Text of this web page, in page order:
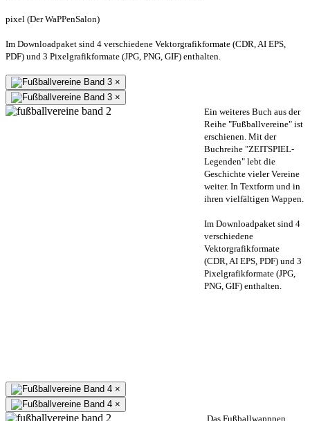
pixel (Der WaPPenSalon)
Im Downloadpaket sind 4 verschiedene Vektorgrafikformate (CDR, AI EPS,
PDF) und 3 Pixelgrafikformate (JPG, PNG, GIF) enthalten.
×
×
Ein weiteres Buch aus der
Reihe "Fußballvereine" ist
erschienen. Mit der
Buchreihe "ZEITSPIEL-
Legenden" lebt die
Geschichte vieler Vereine
weiter. In Textform und in
ihren vielfältigen Wappen.
Im Downloadpaket sind 4
verschiedene
Vektorgrafikformate
(CDR, AI EPS, PDF) und 3
Pixelgrafikformate (JPG,
PNG, GIF) enthalten.
×
×
Das Fußballwapppen